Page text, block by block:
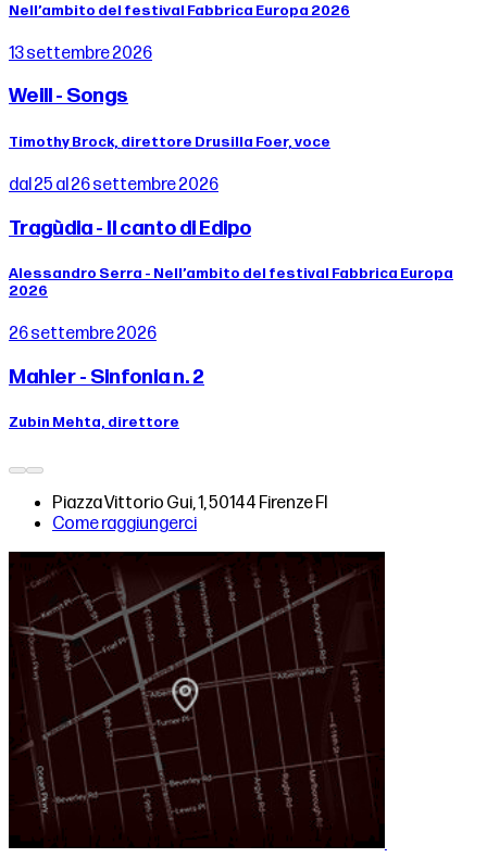
Nell’ambito del festival Fabbrica Europa 2026
13 settembre 2026
Weill - Songs
Timothy Brock, direttore Drusilla Foer, voce
dal 25 al 26 settembre 2026
Tragùdia - Il canto di Edipo
Alessandro Serra - Nell’ambito del festival Fabbrica Europa
2026
26 settembre 2026
Mahler - Sinfonia n. 2
Zubin Mehta, direttore
Piazza Vittorio Gui, 1, 50144 Firenze FI
Come raggiungerci